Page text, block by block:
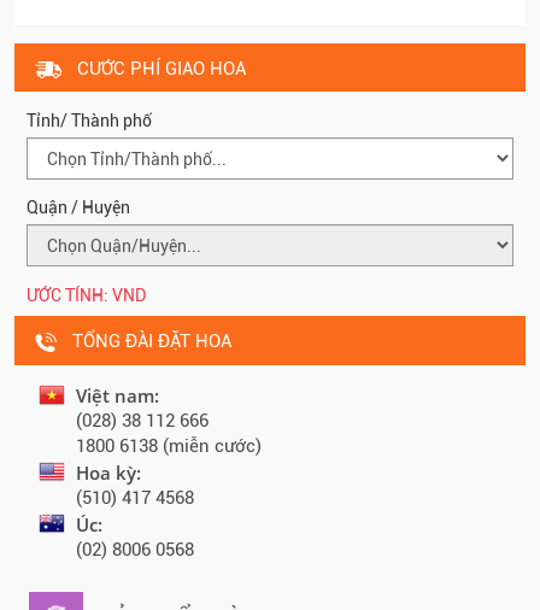
CƯỚC PHÍ GIAO HOA
Tỉnh/ Thành phố
Quận / Huyện
ƯỚC TÍNH: VND
TỔNG ĐÀI ĐẶT HOA
Việt nam:
(028) 38 112 666
1800 6138 (miễn cước)
Hoa kỳ:
(510) 417 4568
Úc:
(02) 8006 0568